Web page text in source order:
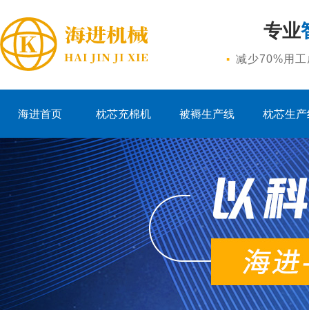
专业
· 减少70%用
海进首页 枕芯充棉机 被褥生产线 枕芯生产